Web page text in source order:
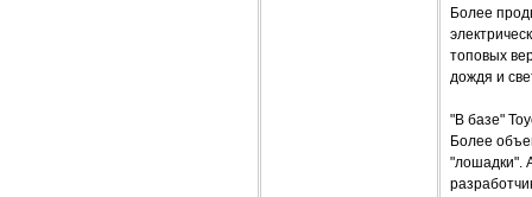
Более
топовых
дождя и
"В базе"
Более
"лошадки".